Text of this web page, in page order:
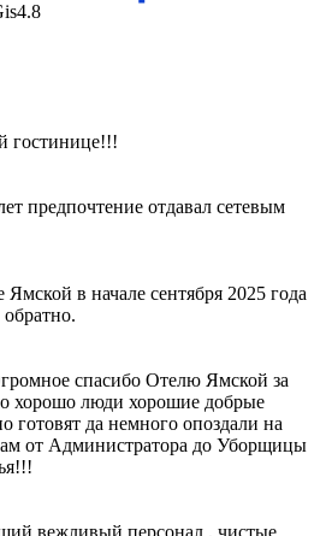
4.8
гостинице!!!
предпочтение отдавал сетевым
Ямской в начале сентября 2025 года
спасибо Отелю Ямской за
хорошо люди хорошие добрые
готовят да немного опоздали на
от Администратора до Уборщицы